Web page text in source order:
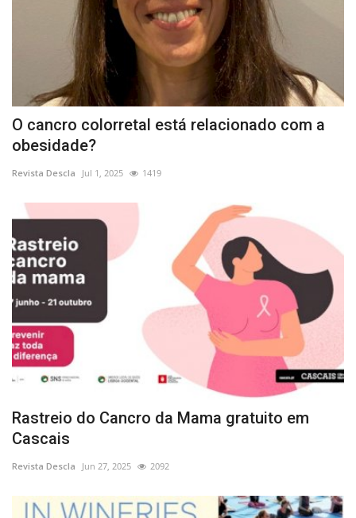
O cancro colorretal está relacionado com a
obesidade?
Revista Descla Jul 1, 2025 1419
Rastreio do Cancro da Mama gratuito em
Cascais
Revista Descla Jun 27, 2025 2092